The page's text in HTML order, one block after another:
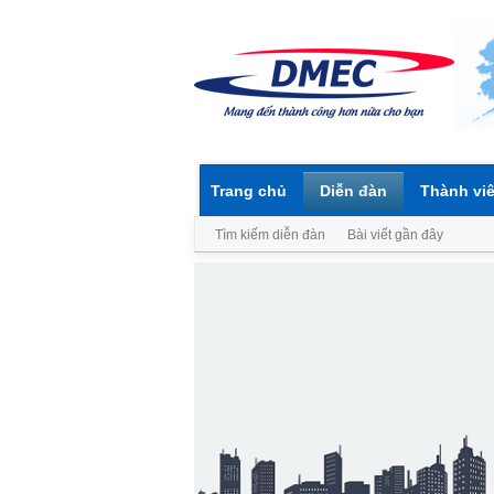
Trang chủ Diễn đàn
Tìm kiếm diễn đàn Bài viết gần đây
Thành